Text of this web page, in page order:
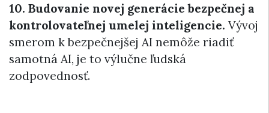
10. Budovanie novej generácie bezpečnej a
kontrolovateľnej umelej inteligencie. Vývoj
smerom k bezpečnejšej AI nemôže riadiť
samotná AI, je to výlučne ľudská
zodpovednosť.